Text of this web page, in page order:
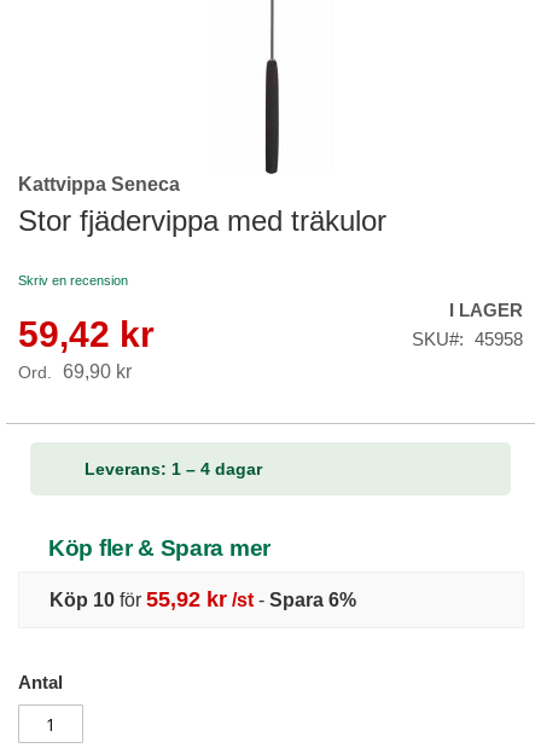
Skip
to
the
of
images
gallery
Kattvippa Seneca
Stor fjädervippa med träkulor
Skriv en recension
Reapris
59,42 kr
Ord. 69,90 kr
I LAGER
SKU
45958
Leverans: 1 – 4 dagar
Köp fler & Spara mer
Köp 10 för 55,92 kr /st - Spara 6%
Antal